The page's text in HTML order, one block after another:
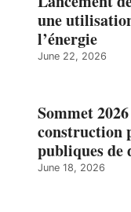
une
l’énergie
June 22, 2026
Sommet
construction
publiques de
June 18, 2026